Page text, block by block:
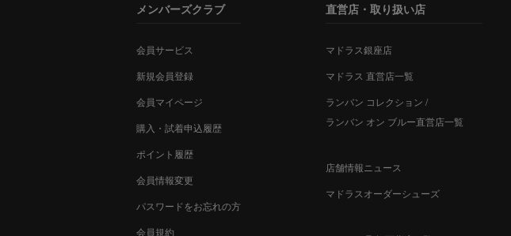
メンバーズクラブ
会員サービス
新規会員登録
会員マイページ
購入・試着申込履歴
ポイント履歴
会員情報変更
パスワードをお忘れの方
会員規約
直営店・取り扱い店
マドラス銀座店
マドラス 直営店一覧
ランバン コレクション /
ランバン オン ブルー直営店一覧
店舗情報ニュース
マドラスオーダーシューズ